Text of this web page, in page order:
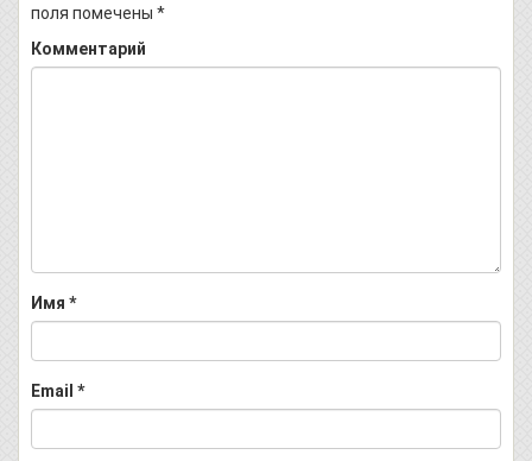
поля помечены *
Комментарий
Имя *
Email *